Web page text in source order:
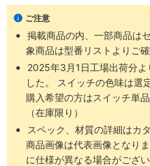
【20-シリーズ 銅系・フッ素系
・銅材質、フッ素材質を嫌う環
・外形寸法は標準品と同一
ご注意
掲載商品の内、一部商品は
象商品は型番リストよりご確
2025年3月1日工場出荷分
した。 スイッチの色味は選
購入希望の方はスイッチ単
（在庫限り）
スペック、材質の詳細はカ
商品画像は代表画像となり
に仕様が異なる場合がござい